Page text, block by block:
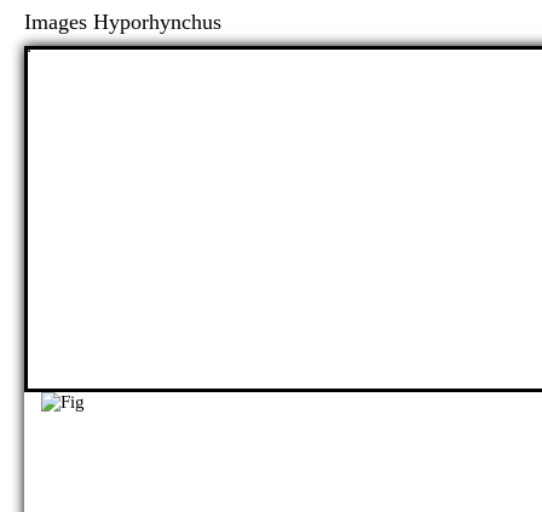
Images Hyporhynchus